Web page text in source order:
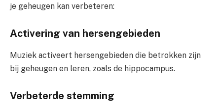
je geheugen kan verbeteren:
Activering van hersengebieden
Muziek activeert hersengebieden die betrokken zijn
bij geheugen en leren, zoals de hippocampus.
Verbeterde stemming